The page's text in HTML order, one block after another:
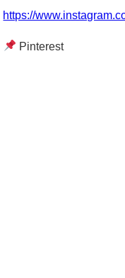
https://
Pinterest